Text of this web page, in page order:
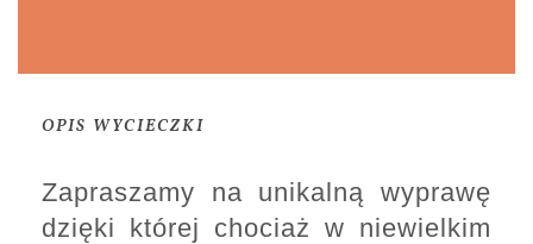
OPIS WYCIECZKI
Zapraszamy na unikalną wyprawę
dzięki której chociaż w niewielkim